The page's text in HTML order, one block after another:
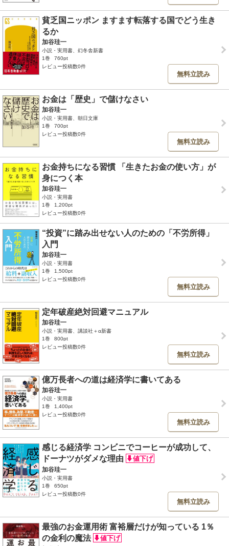
貧乏国ニッポン ますます転落する国でどう生き
るか
加谷珪一
小説・実用書、幻冬舎新書
1巻
760pt
レビュー投稿数0件
無料立読み
お金は「歴史」で儲けなさい
加谷珪一
小説・実用書、朝日文庫
1巻
700pt
レビュー投稿数0件
無料立読み
お金持ちになる習慣 「生きたお金の使い方」が
身につく本
加谷珪一
小説・実用書
1巻
1,200pt
レビュー投稿数0件
“投資”に踏み出せない人のための「不労所得」
入門
加谷珪一
小説・実用書
1巻
1,500pt
レビュー投稿数0件
無料立読み
定年破産絶対回避マニュアル
加谷珪一
小説・実用書、講談社＋α新書
1巻
800pt
レビュー投稿数0件
無料立読み
億万長者への道は経済学に書いてある
加谷珪一
小説・実用書
1巻
1,400pt
レビュー投稿数0件
無料立読み
感じる経済学 コンビニでコーヒーが成功して、
ドーナツがダメな理由
加谷珪一
小説・実用書
1巻
650pt
レビュー投稿数0件
無料立読み
最強のお金運用術 富裕層だけが知っている 1％
の金利の魔法